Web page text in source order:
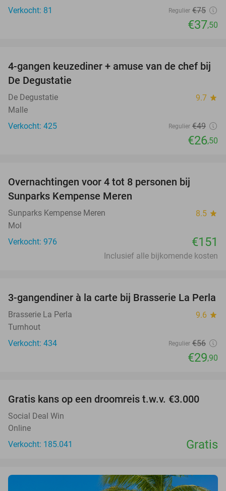
Verkocht: 81
Regulier €75
€37,50
46%
4-gangen keuzediner + amuse van de chef bij
De Degustatie
De Degustatie 9.7 star
Malle
Verkocht: 425
Regulier €49
€26,50
Overnachtingen voor 4 tot 8 personen bij
Sunparks Kempense Meren
Sunparks Kempense Meren 8.5 star
Mol
Verkocht: 976
€151
Inclusief alle bijkomende kosten
47%
3-gangendiner à la carte bij Brasserie La Perla
Brasserie La Perla 9.6 star
Turnhout
Verkocht: 434
Regulier €56
€29,90
Gratis kans op een droomreis t.w.v. €3.000
Social Deal Win
Online
Verkocht: 185.041
Gratis